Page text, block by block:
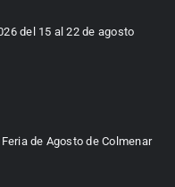
del 15 al 22 de agosto
de Agosto de Colmenar